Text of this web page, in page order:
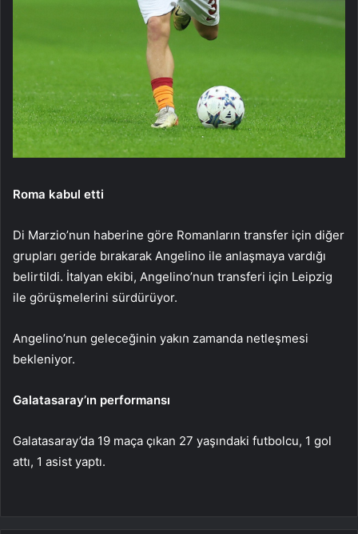
Roma kabul etti
Di Marzio’nun haberine göre Romanların transfer için diğer
grupları geride bırakarak Angelino ile anlaşmaya vardığı
belirtildi. İtalyan ekibi, Angelino’nun transferi için Leipzig
ile görüşmelerini sürdürüyor.
Angelino’nun geleceğinin yakın zamanda netleşmesi
bekleniyor.
Galatasaray’ın performansı
Galatasaray’da 19 maça çıkan 27 yaşındaki futbolcu, 1 gol
attı, 1 asist yaptı.